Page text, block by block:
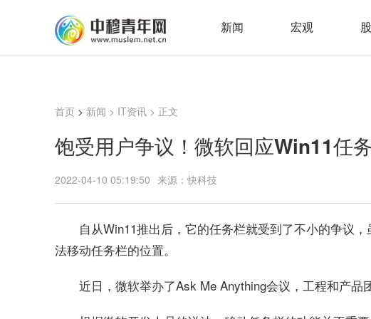
新闻 宏观
首页 > 新闻 > IT资讯 > 正文
饱受用户争议！微软回应Win11任
2022-04-10 05:19:50 来源：快科技
自从Win11推出后，它的任务栏就受到了不小的争议
法移动任务栏的位置。
近日，微软举办了Ask Me Anything会议，工程和产品